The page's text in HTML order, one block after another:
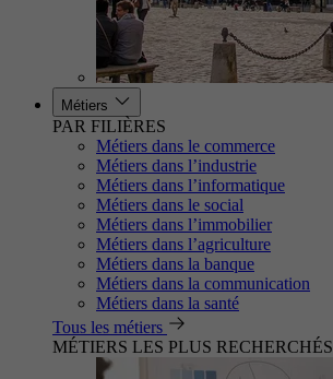
Métiers
PAR FILIÈRES
Métiers dans le commerce
Métiers dans l’industrie
Métiers dans l’informatique
Métiers dans le social
Métiers dans l’immobilier
Métiers dans l’agriculture
Métiers dans la banque
Métiers dans la communication
Métiers dans la santé
Tous les métiers
MÉTIERS LES PLUS RECHERCHÉS